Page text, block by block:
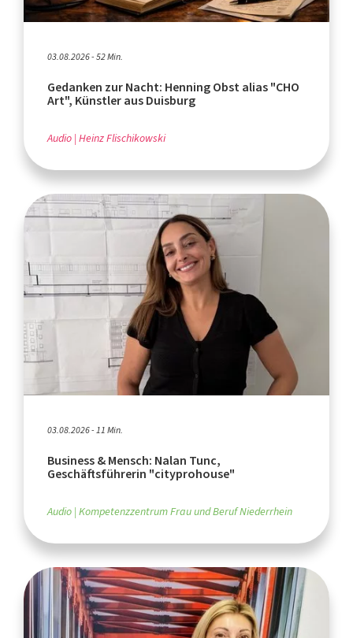
03.08.2026 - 52 Min.
Gedanken zur Nacht: Henning Obst alias "CHO
Art", Künstler aus Duisburg
Audio Heinz Flischikowski
03.08.2026 - 11 Min.
Business & Mensch: Nalan Tunc,
Geschäftsführerin "cityprohouse"
Audio Kompetenzzentrum Frau und Beruf Niederrhein